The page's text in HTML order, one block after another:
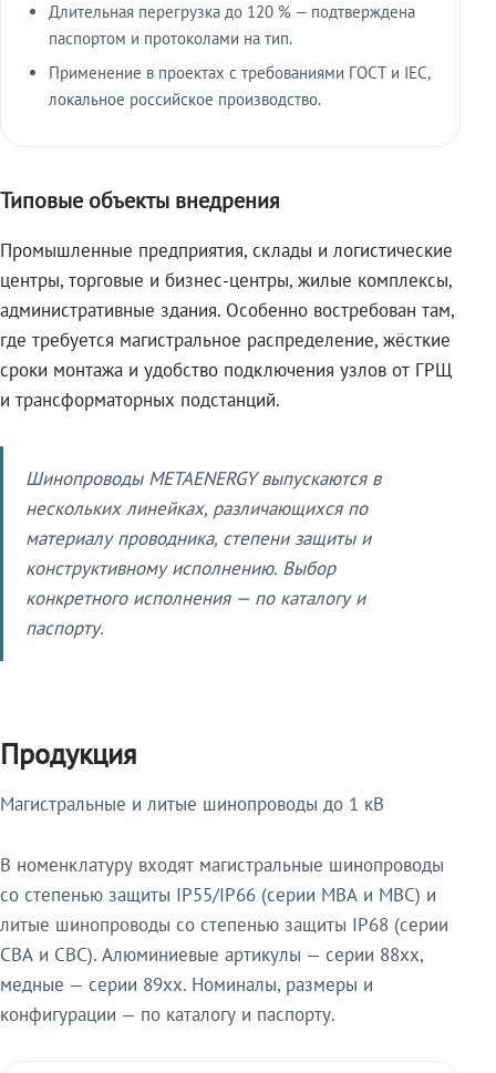
Длительная перегрузка до 120 % — подтверждена
паспортом и протоколами на тип.
Применение в проектах с требованиями ГОСТ и IEC,
локальное российское производство.
Типовые объекты внедрения
Промышленные предприятия, склады и логистические
центры, торговые и бизнес-центры, жилые комплексы,
административные здания. Особенно востребован там,
где требуется магистральное распределение, жёсткие
сроки монтажа и удобство подключения узлов от ГРЩ
и трансформаторных подстанций.
Шинопроводы METAENERGY выпускаются в
нескольких линейках, различающихся по
материалу проводника, степени защиты и
конструктивному исполнению. Выбор
конкретного исполнения — по каталогу и
паспорту.
Продукция
Магистральные и литые шинопроводы до 1 кВ
В номенклатуру входят магистральные шинопроводы
со степенью защиты IP55/IP66 (серии МВА и МВС) и
литые шинопроводы со степенью защиты IP68 (серии
СВА и СВС). Алюминиевые артикулы — серии 88xx,
медные — серии 89xx. Номиналы, размеры и
конфигурации — по каталогу и паспорту.